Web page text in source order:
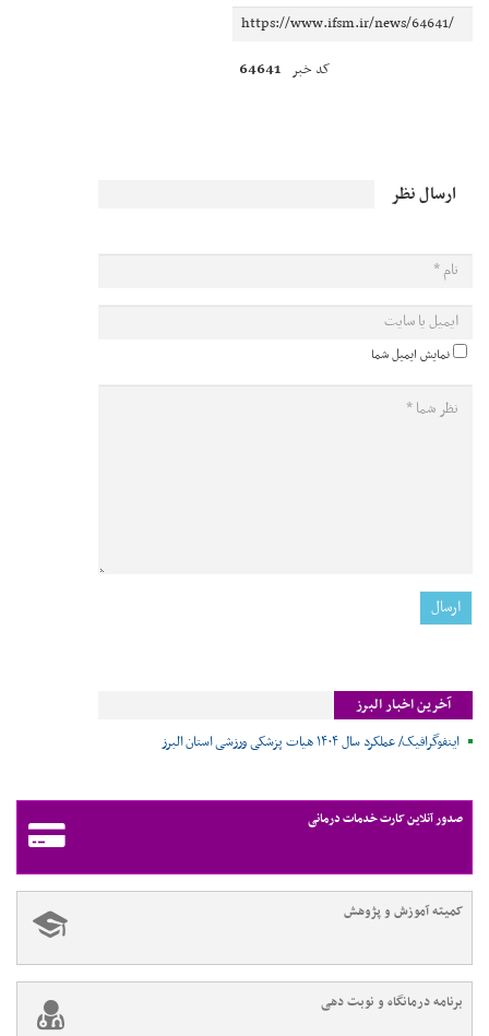
کد خبر 64641
ارسال نظر
نمایش ایمیل شما
آخرین اخبار البرز
اینفوگرافیک/ عملکرد سال ۱۴۰۴ هیات پزشکی ورزشی استان البرز
صدور آنلاین کارت خدمات درمانی
کمیته آموزش و پژوهش
برنامه درمانگاه و نوبت دهی